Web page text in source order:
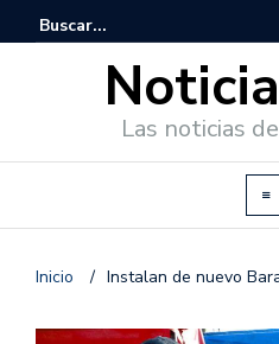
Las noticias
Inicio / Instalan de nuevo